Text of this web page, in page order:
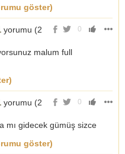
göster)
0
yorumu (2
malum full
0
yorumu (2
mı gidecek gümüş sizce
göster)